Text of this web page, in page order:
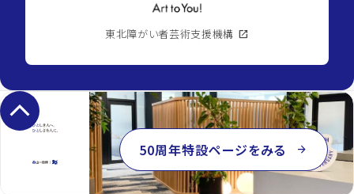
東北障がい者芸術支援機構 open_in_new
keyboard_arrow_up
50周年特設ページをみる arrow_forward